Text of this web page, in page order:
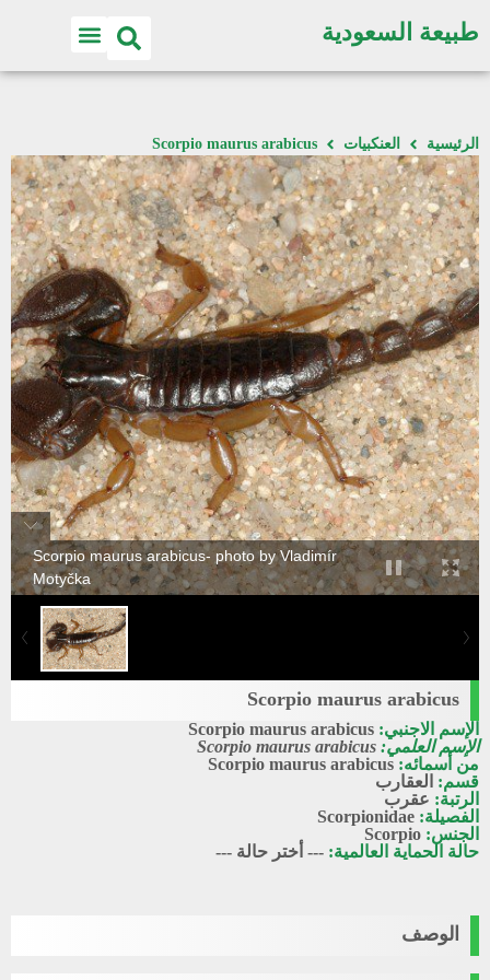
طبيعة السعودية
الرئيسية العنكبيات Scorpio maurus arabicus
Scorpio maurus arabicus- photo by Vladimír
Motyčka
Scorpio maurus arabicus
الإسم الاجنبي: Scorpio maurus arabicus
الإسم العلمي: Scorpio maurus arabicus
من أسمائه: Scorpio maurus arabicus
قسم: العقارب
الرتبة: عقرب
الفصيلة: Scorpionidae
الجنس: Scorpio
حالة الحماية العالمية: --- أختر حالة ---
الوصف